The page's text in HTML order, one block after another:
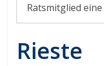
Ratsmitglied
Rieste